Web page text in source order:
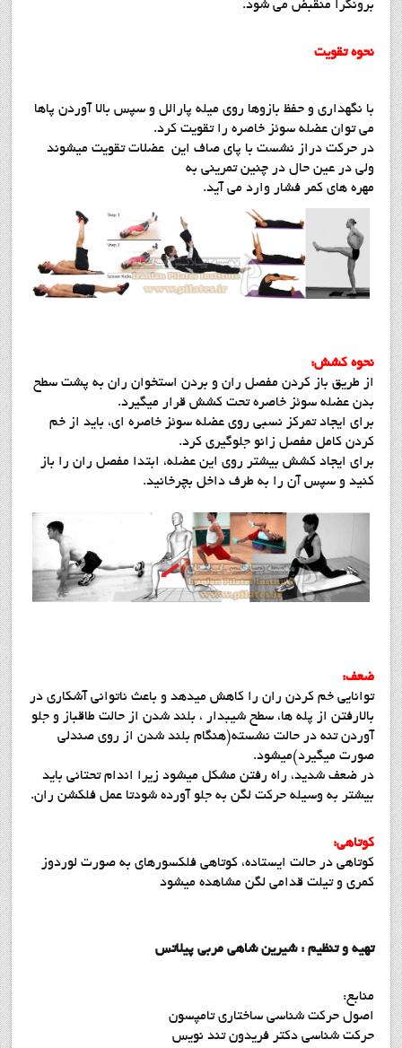
برونگرا منقبض می شود.
نحوه تقویت
با نگهداری و حفظ بازوها روی میله پارالل و سپس بالا آوردن پاها
می توان عضله سوئز خاصره را تقویت کرد.
در حرکت دراز نشست با پای صاف این عضلات تقویت میشوند
ولی در عین حال در چنین تمرینی به
مهره های کمر فشار وارد می آید.
نحوه کشش:
از طریق باز کردن مفصل ران و بردن استخوان ران به پشت سطح
بدن عضله سوئز خاصره تحت کشش قرار میگیرد.
برای ایجاد تمرکز نسبی روی عضله سوئز خاصره ای، باید از خم
کردن کامل مفصل زانو جلوگیری کرد.
برای ایجاد کشش بیشتر روی این عضله، ابتدا مفصل ران را باز
کنید و سپس آن را به طرف داخل بچرخانید.
ضعف:
توانایی خم کردن ران را کاهش میدهد و باعث ناتوانی آشکاری در
بالارفتن از پله ها، سطح شیبدار ، بلند شدن از حالت طاقباز و جلو
آوردن تنه در حالت نشسته(هنگام بلند شدن از روی صندلی
صورت میگیرد)میشود.
در ضعف شدید، راه رفتن مشکل میشود زیرا اندام تحتانی باید
بیشتر به وسیله حرکت لگن به جلو آورده شودتا عمل فلکشن ران.
کوتاهی:
کوتاهی در حالت ایستاده، کوتاهی فلکسورهای به صورت لوردوز
کمری و تیلت قدامی لگن مشاهده میشود
تهیه و تنظیم : شیرین شاهی مربی پیلاتس
منابع:
اصول حرکت شناسی ساختاری تامپسون
حرکت شناسی دکتر فریدون تند نویس